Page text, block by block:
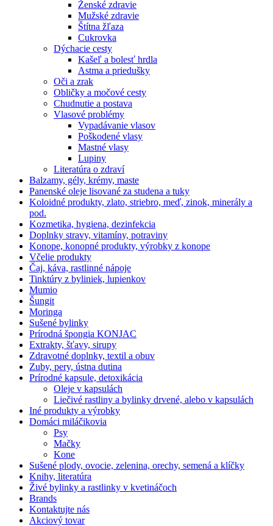
Ženské zdravie
Mužské zdravie
Štítna žľaza
Cukrovka
Dýchacie cesty
Kašeľ a bolesť hrdla
Astma a priedušky
Oči a zrak
Obličky a močové cesty
Chudnutie a postava
Vlasové problémy
Vypadávanie vlasov
Poškodené vlasy
Mastné vlasy
Lupiny
Literatúra o zdraví
Balzamy, gély, krémy, maste
Panenské oleje lisované za studena a tuky
Koloidné produkty, zlato, striebro, meď, zinok, minerály a
pod.
Kozmetika, hygiena, dezinfekcia
Doplnky stravy, vitamíny, potraviny
Konope, konopné produkty, výrobky z konope
Včelie produkty
Čaj, káva, rastlinné nápoje
Tinktúry z byliniek, lupienkov
Mumio
Šungit
Moringa
Sušené bylinky
Prírodná špongia KONJAC
Extrakty, šťavy, sirupy
Zdravotné doplnky, textil a obuv
Zuby, pery, ústna dutina
Prírodné kapsule, detoxikácia
Oleje v kapsulách
Liečivé rastliny a bylinky drvené, alebo v kapsulách
Iné produkty a výrobky
Domáci miláčikovia
Psy
Mačky
Kone
Sušené plody, ovocie, zelenina, orechy, semená a klíčky
Knihy, literatúra
Živé bylinky a rastlinky v kvetináčoch
Brands
Kontaktujte nás
Akciový tovar